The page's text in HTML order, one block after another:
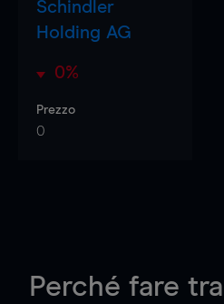
Schindler
Holding AG
0%
Prezzo
0
Perché fare